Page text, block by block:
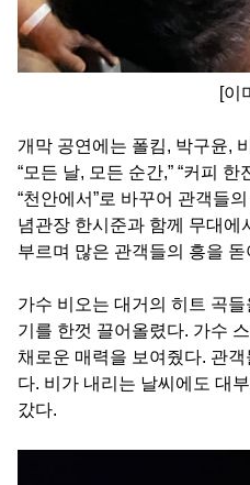
[이
개막 공연에는 폴킴, 박구윤,
“모든 날, 모든 순간,” “커피
“천안에서”로 바꾸어 관객들
념관장 한시준과 함께 무대에
부르며 많은 관객들의 흥을 돋
가수 비오는 대거의 히트 곡
기를 한껏 끌어올렸다. 가수
채로운 매력을 보여줬다. 관
다. 비가 내리는 날씨에도 대
갔다.